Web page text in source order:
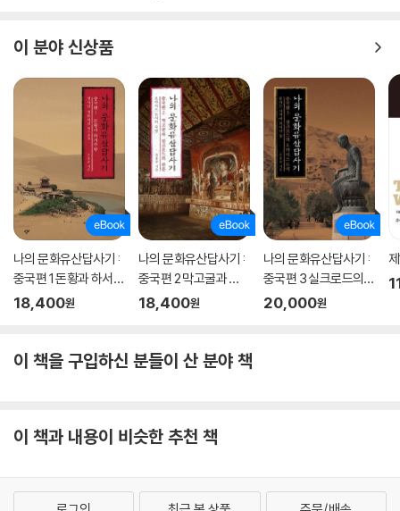
이 분야 신상품
나의 문화유산답사기 :
중국편 1 돈황과 하서주
랑
18,400원
나의 문화유산답사기 :
중국편 2 막고굴과 실
크로드의 관문
18,400원
나의 문화유산답사기 :
중국편 3 실크로드의
오아시스 도시
20,000원
이 책을 구입하신 분들이 산 분야 책
이 책과 내용이 비슷한 추천 책